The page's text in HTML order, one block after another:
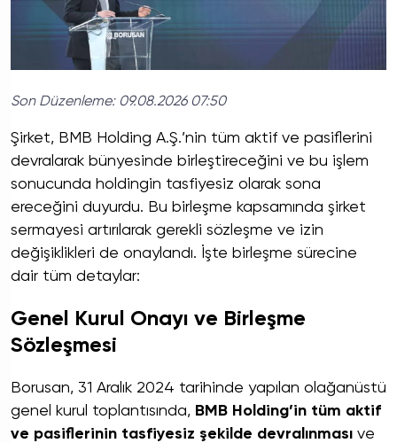
Son Düzenleme: 09.08.2026 07:50
Şirket, BMB Holding A.Ş.’nin tüm aktif ve pasiflerini
devralarak bünyesinde birleştireceğini ve bu işlem
sonucunda holdingin tasfiyesiz olarak sona
ereceğini duyurdu. Bu birleşme kapsamında şirket
sermayesi artırılarak gerekli sözleşme ve izin
değişiklikleri de onaylandı. İşte birleşme sürecine
dair tüm detaylar:
Genel Kurul Onayı ve Birleşme
Sözleşmesi
Borusan, 31 Aralık 2024 tarihinde yapılan olağanüstü
genel kurul toplantısında, BMB Holding’in tüm aktif
ve pasiflerinin tasfiyesiz şekilde devralınması ve